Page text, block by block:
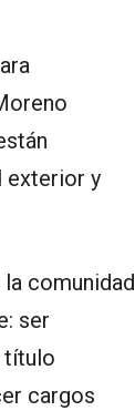
exterior y
comunidad
ser
título
cargos